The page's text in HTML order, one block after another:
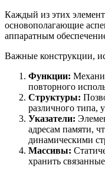
Каждый из этих
основополагающие
аппаратным
Важные конструкции,
Функции:
повторного
Структуры:
различного типа,
Указатели:
адресам памяти,
динамическими
Массивы:
хранить